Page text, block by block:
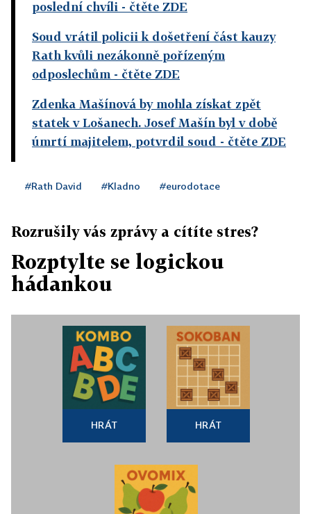
poslední chvíli - čtěte ZDE
Soud vrátil policii k došetření část kauzy
Rath kvůli nezákonně pořízeným
odposlechům - čtěte ZDE
Zdenka Mašínová by mohla získat zpět
statek v Lošanech. Josef Mašín byl v době
úmrtí majitelem, potvrdil soud - čtěte ZDE
#Rath David #Kladno #eurodotace
Rozrušily vás zprávy a cítíte stres?
Rozptylte se logickou
hádankou
HRÁT HRÁT